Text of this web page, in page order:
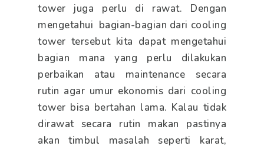
tower juga perlu di rawat. Dengan
mengetahui bagian-bagian dari cooling
tower tersebut kita dapat mengetahui
bagian mana yang perlu dilakukan
perbaikan atau maintenance secara
rutin agar umur ekonomis dari cooling
tower bisa bertahan lama. Kalau tidak
dirawat secara rutin makan pastinya
akan timbul masalah seperti karat,